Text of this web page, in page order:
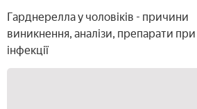
Гарднерелла у чоловіків - причини
виникнення, аналізи, препарати при
інфекції